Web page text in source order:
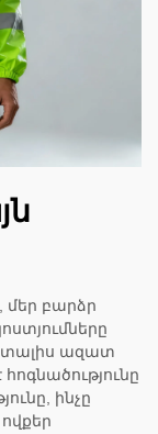
բարձր
տալիս ազատ
ինչը